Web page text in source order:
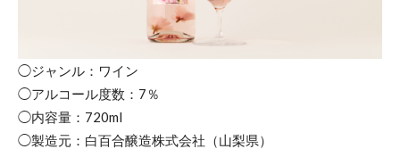
◯ジャンル：ワイン
◯アルコール度数：7％
◯内容量：720ml
◯製造元：白百合醸造株式会社（山梨県）